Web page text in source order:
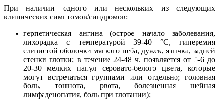
При наличии одного или нескольких из следующих
клинических симптомов/синдромов:
герпетическая ангина (острое начало заболевания,
лихорадка с температурой 39-40 °С, гиперемия
слизистой оболочки мягкого неба, дужек, язычка, задней
стенки глотки; в течение 24-48 ч. появляется от 5-6 до
20-30 мелких папул серовато-белого цвета, которые
могут встречаться группами или отдельно; головная
боль, тошнота, рвота, болезненная шейная
лимфаденопатия, боль при глотании);